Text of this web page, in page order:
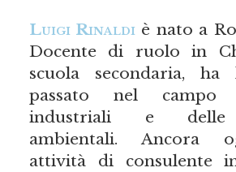
Luigi Rinaldi è nato a
Docente di ruolo in
scuola secondaria,
passato nel
industriali e delle
ambientali. Ancora
attività di consulente